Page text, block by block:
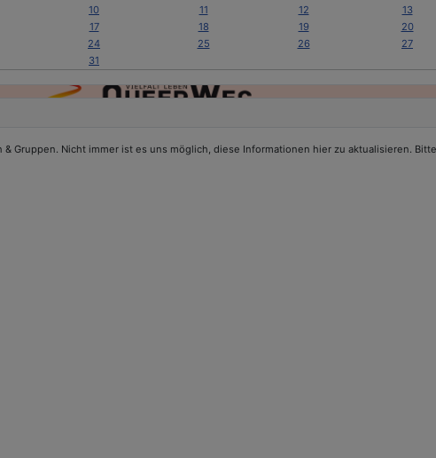
10
11 12 13
17
18 19 20
24
25 26 27
31
Gruppen. Nicht immer ist es uns möglich, diese Informationen hier zu aktualisieren.